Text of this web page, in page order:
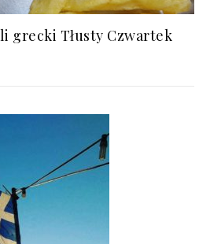
grecki Tłusty Czwartek